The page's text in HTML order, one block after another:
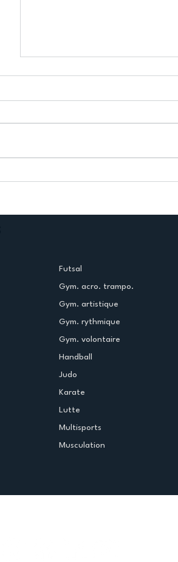
termine la saison en
Futsal
Gym. acro. trampo.
Gym. artistique
Gym. rythmique
Gym. volontaire
Handball
Judo
Karate
Lutte
Multisports
Musculation